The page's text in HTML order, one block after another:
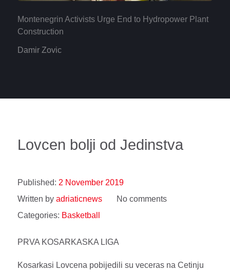
Montenegrin Activists Urge End to Hydropower Plant
Construction
Damir Zovic
Lovcen bolji od Jedinstva
Published: 2 November 2019
Written by adriaticnews
No comments
Categories: Basketball
PRVA KOSARKASKA LIGA
Kosarkasi Lovcena pobijedili su veceras na Cetinju